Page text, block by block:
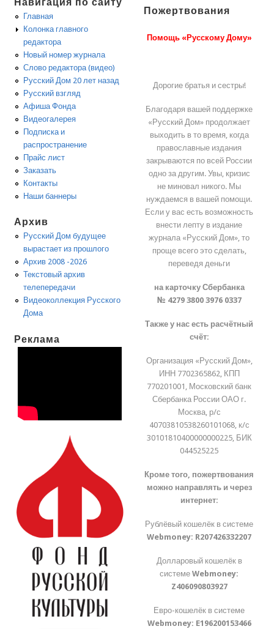
Главная
Колонка главного
редактора
Новый номер журнала
Слово редактора (видео)
Русский Дом 20 лет назад
Русский взгляд
Афиша Фонда
Видеогалерея
Подписка и
распространение
Прайс лист
Заказать
Контакты
Наши баннеры
Архив
Русский Дом будущее
вырастает из прошлого
Архив 2008 -2026
Текстовый архив
телепередачи
Видеоколлекция Русского
Дома
Реклама
Пожертвования
Помощь «Русскому Дому»
Дорогие братья и сестры!
Благодаря вашей поддержке
«Русский Дом» продолжает
выходить в то время, когда
православные издания
закрываются по всей России
одно за другим. Увы, кризис
не миновал никого. Мы
нуждаемся в вашей помощи.
Если у вас есть возможность
внести лепту в издание
журнала «Русский Дом», то
проще всего это сделать,
переведя деньги
на карточку Сбербанка
№ 4279 3800 3976 0337
Также у нас есть расчётный
счёт:
Организация «Русский Дом»,
ИНН 7702365862, КПП
770201001, Московский банк
Сбербанка России ОАО г.
Москва, р/с
40703810538260101068, к/с
30101810400000000225, БИК
044525225
Кроме того, пожертвования
можно направлять и через
интернет:
Рублёвый кошелёк в системе
Webmoney: R207426332207
Долларовый кошелёк в
системеWebmoney:
Z406090803927
Евро-кошелёк в системе
Webmoney: E196200153466